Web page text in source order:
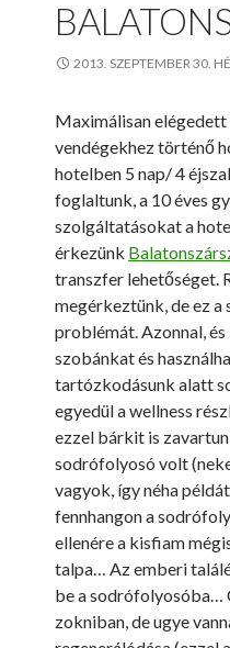
2013. SZEPTEMBER 30.
Maximálisan
vendégekhez történő
hotelben 5 nap/ 4
foglaltunk, a 10 éves
szolgáltatásokat a
érkezünk
transzfer lehetőséget.
megérkeztünk, de ez
problémát. Azonnal,
szobánkat és
tartózkodásunk alatt
egyedül a wellness
ezzel bárkit is
sodrófolyosó volt
vagyok, így néha
fennhangon a
ellenére a kisfiam
talpa… Az emberi
be a sodrófolyosóba…
zokniban, de ugye